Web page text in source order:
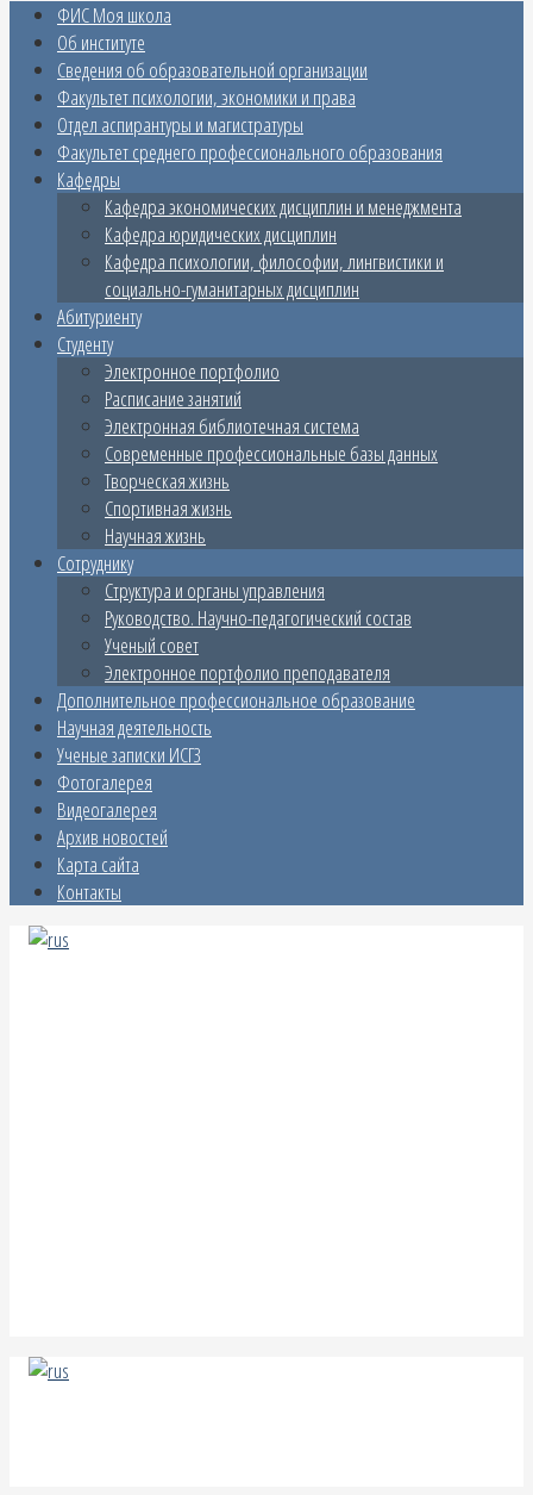
ФИС Моя школа
Об институте
Сведения об образовательной организации
Факультет психологии, экономики и права
Отдел аспирантуры и магистратуры
Факультет среднего профессионального образования
Кафедры
Кафедра экономических дисциплин и менеджмента
Кафедра юридических дисциплин
Кафедра психологии, философии, лингвистики и
социально-гуманитарных дисциплин
Абитуриенту
Студенту
Электронное портфолио
Расписание занятий
Электронная библиотечная система
Современные профессиональные базы данных
Творческая жизнь
Спортивная жизнь
Научная жизнь
Сотруднику
Структура и органы управления
Руководство. Научно-педагогический состав
Ученый совет
Электронное портфолио преподавателя
Дополнительное профессиональное образование
Научная деятельность
Ученые записки ИСГЗ
Фотогалерея
Видеогалерея
Архив новостей
Карта сайта
Контакты